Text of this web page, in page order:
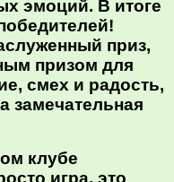
эмоций. В итоге
приз,
призом для
смех и радость,
замечательная
клубе
игра, это